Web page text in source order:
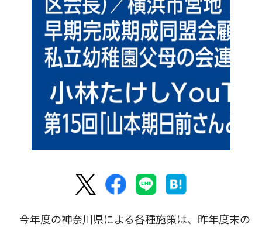
今年度の神奈川県による各種施策は、昨年度末の